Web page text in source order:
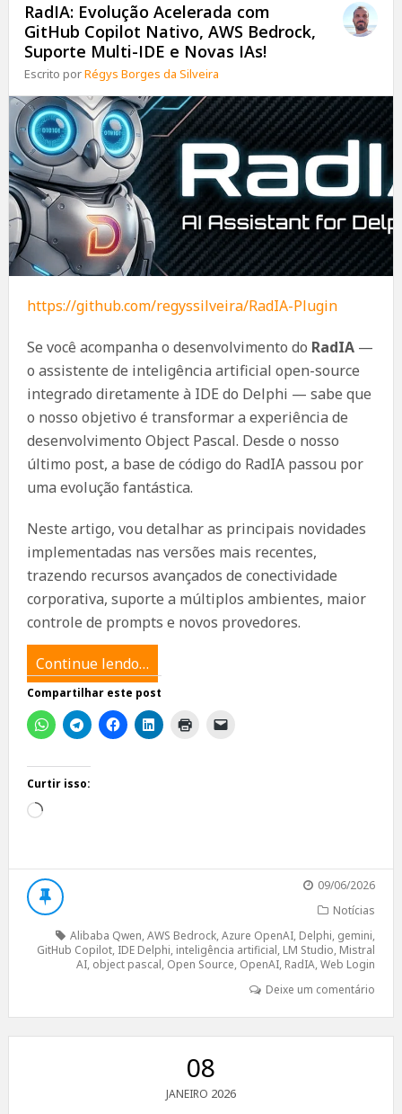
RadIA: Evolução Acelerada com
GitHub Copilot Nativo, AWS Bedrock,
Suporte Multi-IDE e Novas IAs!
Escrito porRégys Borges da Silveira
https://github.com/regyssilveira/RadIA-Plugin
Se você acompanha o desenvolvimento do RadIA—
o assistente de inteligência artificial open-source
integrado diretamente à IDE do Delphi — sabe que
o nosso objetivo é transformar a experiência de
desenvolvimento Object Pascal. Desde o nosso
último post, a base de código do RadIA passou por
uma evolução fantástica.
Neste artigo, vou detalhar as principais novidades
implementadas nas versões mais recentes,
trazendo recursos avançados de conectividade
corporativa, suporte a múltiplos ambientes, maior
controle de prompts e novos provedores.
Continue lendo…
Compartilhar este post
Curtir isso:
Carregando...
09/06/2026
Notícias
Alibaba Qwen,AWS Bedrock,Azure OpenAI, Delphi, gemini,
GitHub Copilot, IDE Delphi, inteligência artificial, LM Studio, Mistral
AI, object pascal, Open Source, OpenAI, RadIA,Web Login
Deixe um comentário
08
JANEIRO 2026